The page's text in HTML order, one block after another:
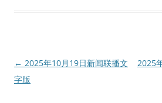
文
章
← 2025年10月19日新闻联播文
字版
2025